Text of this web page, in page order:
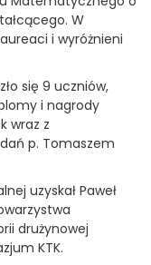
W
i wyróżnieni
się 9 uczniów,
i nagrody
wraz z
p. Tomaszem
uzyskał Paweł
drużynowej
KTK.